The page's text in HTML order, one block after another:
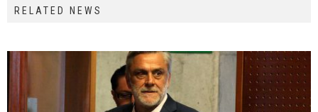
RELATED NEWS